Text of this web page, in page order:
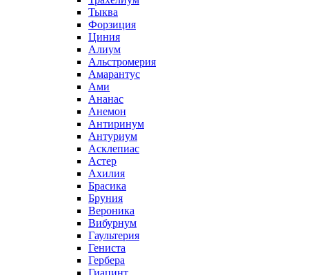
Тыква
Форзиция
Циния
Алиум
Альстромерия
Амарантус
Ами
Ананас
Анемон
Антиринум
Антуриум
Асклепиас
Астер
Ахилия
Брасика
Бруния
Вероника
Вибурнум
Гаультерия
Гениста
Гербера
Гиацинт